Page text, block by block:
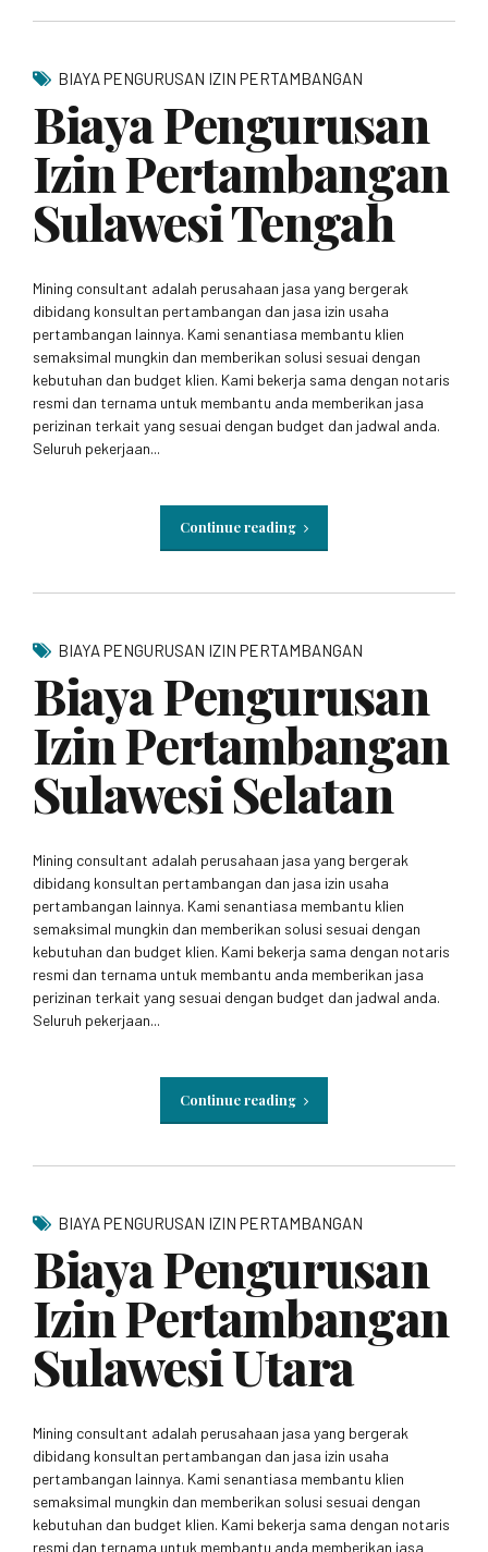
BIAYA PENGURUSAN IZIN PERTAMBANGAN
Biaya Pengurusan
Izin Pertambangan
Sulawesi Tengah
Mining consultant adalah perusahaan jasa yang bergerak
dibidang konsultan pertambangan dan jasa izin usaha
pertambangan lainnya. Kami senantiasa membantu klien
semaksimal mungkin dan memberikan solusi sesuai dengan
kebutuhan dan budget klien. Kami bekerja sama dengan notaris
resmi dan ternama untuk membantu anda memberikan jasa
perizinan terkait yang sesuai dengan budget dan jadwal anda.
Seluruh pekerjaan...
Continue reading
BIAYA PENGURUSAN IZIN PERTAMBANGAN
Biaya Pengurusan
Izin Pertambangan
Sulawesi Selatan
Mining consultant adalah perusahaan jasa yang bergerak
dibidang konsultan pertambangan dan jasa izin usaha
pertambangan lainnya. Kami senantiasa membantu klien
semaksimal mungkin dan memberikan solusi sesuai dengan
kebutuhan dan budget klien. Kami bekerja sama dengan notaris
resmi dan ternama untuk membantu anda memberikan jasa
perizinan terkait yang sesuai dengan budget dan jadwal anda.
Seluruh pekerjaan...
Continue reading
BIAYA PENGURUSAN IZIN PERTAMBANGAN
Biaya Pengurusan
Izin Pertambangan
Sulawesi Utara
Mining consultant adalah perusahaan jasa yang bergerak
dibidang konsultan pertambangan dan jasa izin usaha
pertambangan lainnya. Kami senantiasa membantu klien
semaksimal mungkin dan memberikan solusi sesuai dengan
kebutuhan dan budget klien. Kami bekerja sama dengan notaris
resmi dan ternama untuk membantu anda memberikan jasa